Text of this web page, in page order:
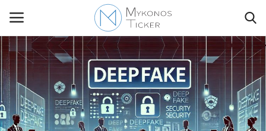
Contact Us
Politique